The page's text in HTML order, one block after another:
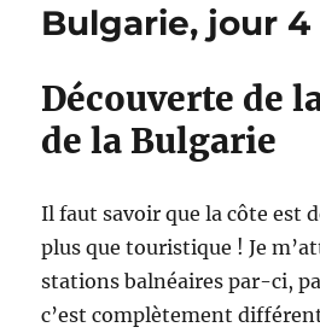
Bulgarie, jour 4
Découverte de
de la Bulgarie
Il faut savoir que la côte est
plus que touristique ! Je
stations balnéaires par-ci,
c’est complètement